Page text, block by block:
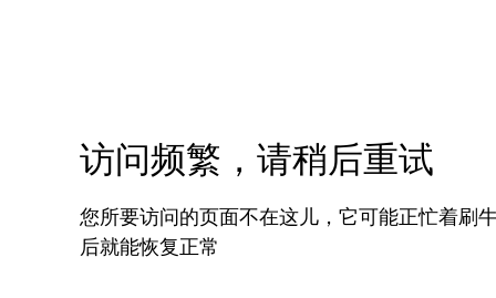
访问频繁，请稍后重试
您所要访问的页面不在这儿，它可能正忙着刷
后就能恢复正常